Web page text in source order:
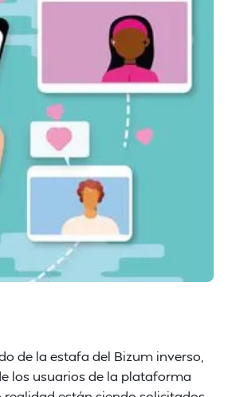
de la estafa del Bizum inverso,
los usuarios de la plataforma